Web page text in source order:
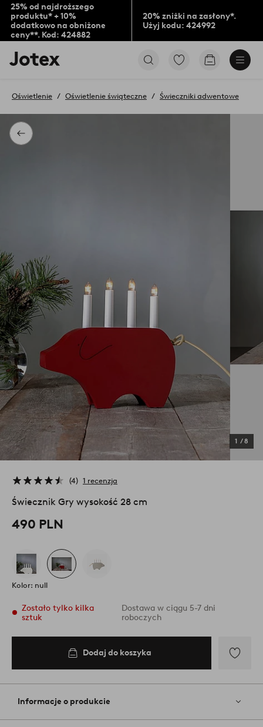
25% od najdroższego
produktu* + 10%
dodatkowo na obniżone
ceny**. Kod: 424882
20% zniżki na zasłony*.
Użyj kodu: 424992
Logo
Jotex
na
stronę
Przejdź
oznaczonych
Przejdź
Powrót
Oświetlenie Oświetlenie świąteczne Świeczniki adwentowe
1 /8
4 1 recenzja
Świecznik Gry wysokość 28 cm
490 PLN
Kolor: null
Zostało tylko kilka
sztuk
Dostawa w ciągu 5-7 dni
roboczych
Dodaj do koszyka
do
Informacje o produkcie